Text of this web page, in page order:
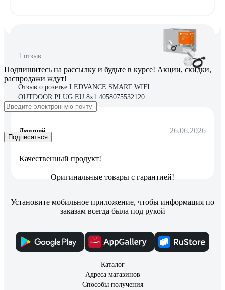
1 отзыв
Отзыв о розетке LEDVANCE SMART WIFI
OUTDOOR PLUG EU 8x1 4058075532120
Дмитрий 26.06.2026
Качественный продукт!
Подпишитесь на рассылку и будьте в курсе! Акции, скидки,
распродажи ждут!
Подписаться
Оригинальные товары с гарантией!
Установите мобильное приложение, чтобы информация по
заказам всегда была под рукой
Каталог
Адреса магазинов
Способы получения